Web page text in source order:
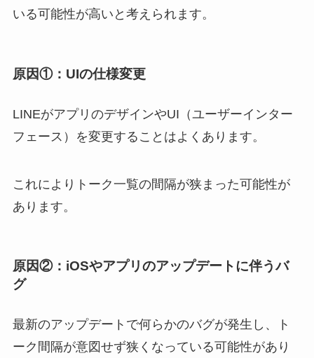
いる可能性が高いと考えられます。
原因①： UIの仕様変更
LINEがアプリのデザインやUI（ユーザーインター
フェース）を変更することはよくあります。
これによりトーク一覧の間隔が狭まった可能性が
あります。
原因②： iOSやアプリのアップデートに伴うバ
グ
最新のアップデートで何らかのバグが発生し、ト
ーク間隔が意図せず狭くなっている可能性があり